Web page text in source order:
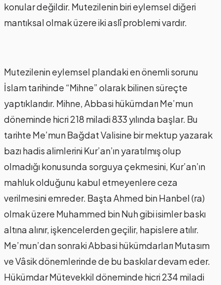
konular değildir. Mutezilenin biri eylemsel diğeri
mantıksal olmak üzere iki aslî problemi vardır.
Mutezilenin eylemsel plandaki en önemli sorunu
İslam tarihinde “Mihne” olarak bilinen süreçte
yaptıklarıdır. Mihne, Abbasi hükümdarı Me’mun
döneminde hicri 218 miladi 833 yılında başlar. Bu
tarihte Me’mun Bağdat Valisine bir mektup yazarak
bazı hadis alimlerini Kur’an’ın yaratılmış olup
olmadığı konusunda sorguya çekmesini, Kur’an’ın
mahluk olduğunu kabul etmeyenlere ceza
verilmesini emreder. Başta Ahmed bin Hanbel (ra)
olmak üzere Muhammed bin Nuh gibi isimler baskı
altına alınır, işkencelerden geçilir, hapislere atılır.
Me’mun’dan sonraki Abbasi hükümdarları Mutasım
ve Vâsik dönemlerinde de bu baskılar devam eder.
Hükümdar Mütevekkil döneminde hicri 234 miladi